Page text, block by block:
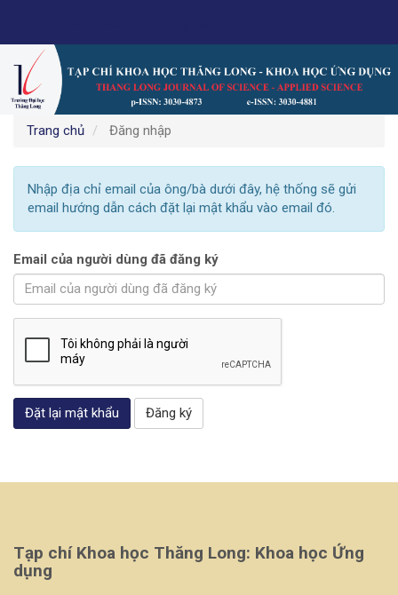
chính
Nội
dung
chính
Thanh
bên
Trang chủ Đăng nhập
Nhập địa chỉ email của ông/bà dưới đây, hệ thống sẽ gửi
email hướng dẫn cách đặt lại mật khẩu vào email đó.
Email của người dùng đã đăng ký
Đặt lại mật khẩu Đăng ký
Tạp chí Khoa học Thăng Long: Khoa học Ứng
dụng